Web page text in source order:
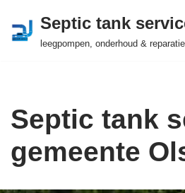
Ga
Septic tank
leegpompen, onderhoud & reparatie
Septic tank
gemeente